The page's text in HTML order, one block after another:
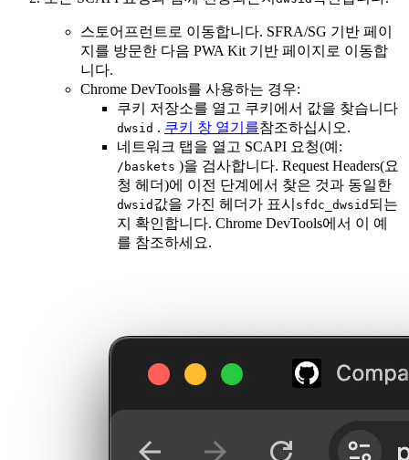
스토어프런트로 이동합니다. SFRA/SG 기반 페이
지를 방문한 다음 PWA Kit 기반 페이지로 이동합
니다.
Chrome DevTools를 사용하는 경우:
쿠키 저장소를 열고 쿠키에서 값을 찾습니다
dwsid . 쿠키 창 열기를참조하십시오.
네트워크 탭을 열고 SCAPI 요청(예:
/baskets )을 검사합니다. Request Headers(요
청 헤더)에 이전 단계에서 찾은 것과 동일한
dwsid 값을 가진 헤더가 표시 sfdc_dwsid 되는
지 확인합니다. Chrome DevTools에서 이 예
를 참조하세요.